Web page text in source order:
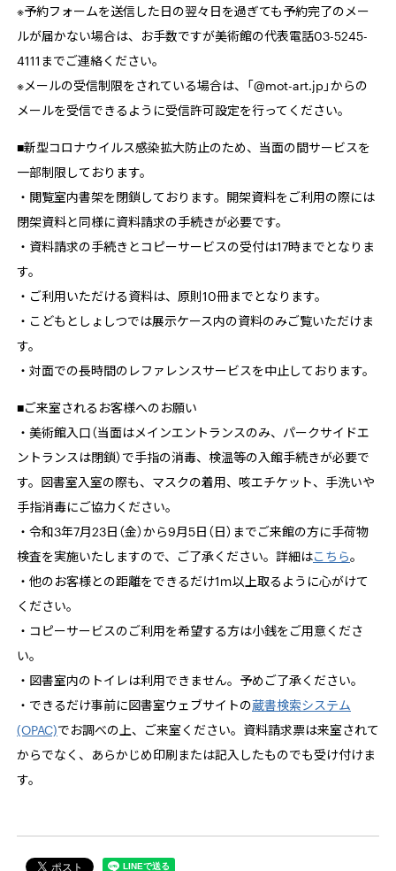
※予約フォームを送信した日の翌々日を過ぎても予約完了のメー
ルが届かない場合は、お手数ですが美術館の代表電話03-5245-
4111までご連絡ください。
※メールの受信制限をされている場合は、「@mot-art.jp」からの
メールを受信できるように受信許可設定を行ってください。
■新型コロナウイルス感染拡大防止のため、当面の間サービスを
一部制限しております。
・閲覧室内書架を閉鎖しております。開架資料をご利用の際には
閉架資料と同様に資料請求の手続きが必要です。
・資料請求の手続きとコピーサービスの受付は17時までとなりま
す。
・ご利用いただける資料は、原則10冊までとなります。
・こどもとしょしつでは展示ケース内の資料のみご覧いただけま
す。
・対面での長時間のレファレンスサービスを中止しております。
■ご来室されるお客様へのお願い
・美術館入口（当面はメインエントランスのみ、パークサイドエ
ントランスは閉鎖）で手指の消毒、検温等の入館手続きが必要で
す。図書室入室の際も、マスクの着用、咳エチケット、手洗いや
手指消毒にご協力ください。
・令和3年7月23日（金）から9月5日（日）までご来館の方に手荷物
検査を実施いたしますので、ご了承ください。詳細はこちら。
・他のお客様との距離をできるだけ1ｍ以上取るように心がけて
ください。
・コピーサービスのご利用を希望する方は小銭をご用意くださ
い。
・図書室内のトイレは利用できません。予めご了承ください。
・できるだけ事前に図書室ウェブサイトの蔵書検索システム
(OPAC)でお調べの上、ご来室ください。資料請求票は来室されて
からでなく、あらかじめ印刷または記入したものでも受け付けま
す。